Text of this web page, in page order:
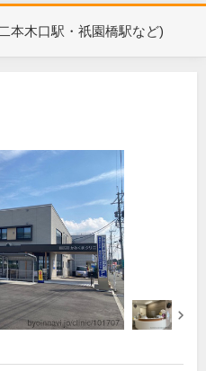
本木口駅・祇園橋駅など)